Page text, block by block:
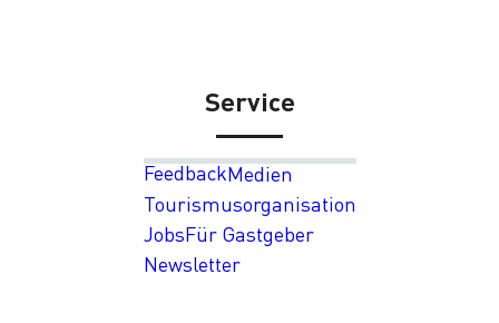
Service
FeedbackMedien
Tourismusorganisation
JobsFür Gastgeber
Newsletter